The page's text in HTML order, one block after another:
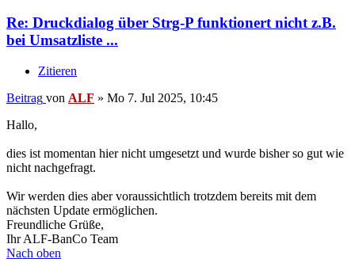
Re: Druckdialog über Strg-P funktionert nicht z.B.
bei Umsatzliste ...
Zitieren
Beitrag von ALF » Mo 7. Jul 2025, 10:45
Hallo,
dies ist momentan hier nicht umgesetzt und wurde bisher so gut wie
nicht nachgefragt.
Wir werden dies aber voraussichtlich trotzdem bereits mit dem
nächsten Update ermöglichen.
Freundliche Grüße,
Ihr ALF-BanCo Team
Nach oben